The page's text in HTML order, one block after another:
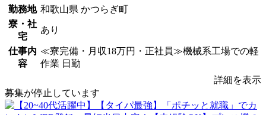
勤務地 和歌山県 かつらぎ町
寮・社
宅
あり
仕事内
容
≪寮完備・月収18万円・正社員≫機械系工場での軽
作業 日勤
詳細を表示
募集が停止しています